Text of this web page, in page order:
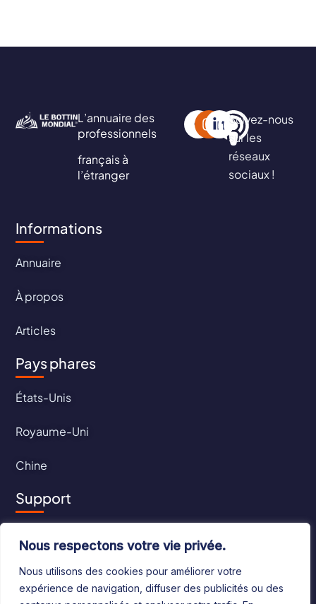
Nous respectons votre vie privée.
Nous utilisons des cookies pour améliorer votre
expérience de navigation, diffuser des publicités ou des
L’annuaire des
professionnels
français à
l’étranger
Suivez-nous
sur les
réseaux
sociaux !
Informations
Annuaire
À propos
Articles
Pays phares
États-Unis
Royaume-Uni
Chine
Support
CGU
CGV